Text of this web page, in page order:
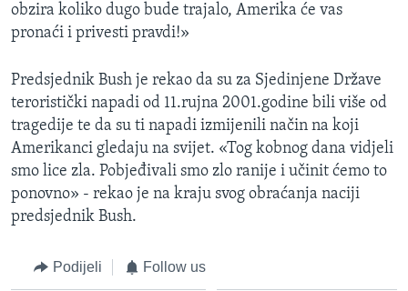
obzira koliko dugo bude trajalo, Amerika će vas
pronaći i privesti pravdi!»
Predsjednik Bush je rekao da su za Sjedinjene Države
teroristički napadi od 11.rujna 2001.godine bili više od
tragedije te da su ti napadi izmijenili način na koji
Amerikanci gledaju na svijet. «Tog kobnog dana vidjeli
smo lice zla. Pobjeđivali smo zlo ranije i učinit ćemo to
ponovno» - rekao je na kraju svog obraćanja naciji
predsjednik Bush.
Podijeli Follow us